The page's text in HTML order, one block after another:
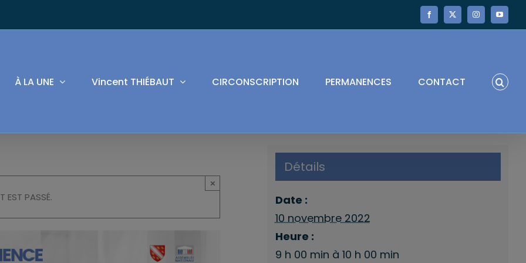
Facebook
X InstagramYouTube
À LA UNE Vincent THIÉBAUT CIRCONSCRIPTION PERMANENCES CONTACT
EST PASSÉ.
×
Détails
Date :
10 novembre 2022
Heure :
9 h 00 min à 10 h 00 min